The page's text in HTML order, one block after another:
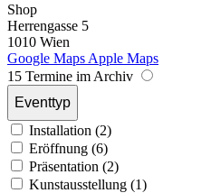
Shop
Herrengasse 5
1010 Wien
Google Maps Apple Maps
15 Termine im Archiv
Eventtyp
Installation (2)
Eröffnung (6)
Präsentation (2)
Kunstausstellung (1)